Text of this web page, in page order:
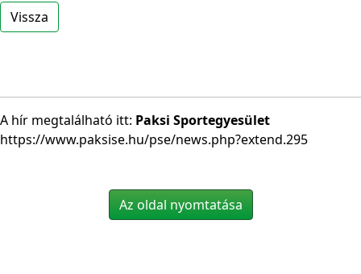
Vissza
A hír megtalálható itt: Paksi Sportegyesület
https://www.paksise.hu/pse/news.php?extend.295
Az oldal nyomtatása